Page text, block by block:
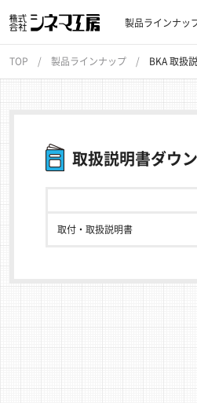
製品ラインナッ
TOP 製品ラインナップ BKA 取扱
取扱説明書ダウ
取付・取扱説明書